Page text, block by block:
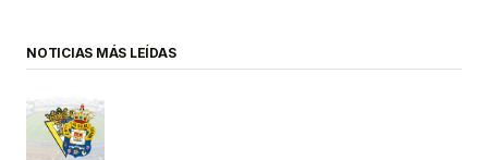
NOTICIAS MÁS LEÍDAS